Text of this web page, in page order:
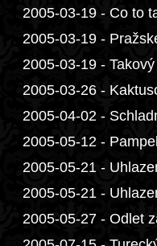
2005-03-19 - Co to
2005-03-19 -
2005-03-19 -
2005-03-26 -
2005-04-02 -
2005-05-12 -
2005-05-21 -
2005-05-21 -
2005-05-27 - Odlet